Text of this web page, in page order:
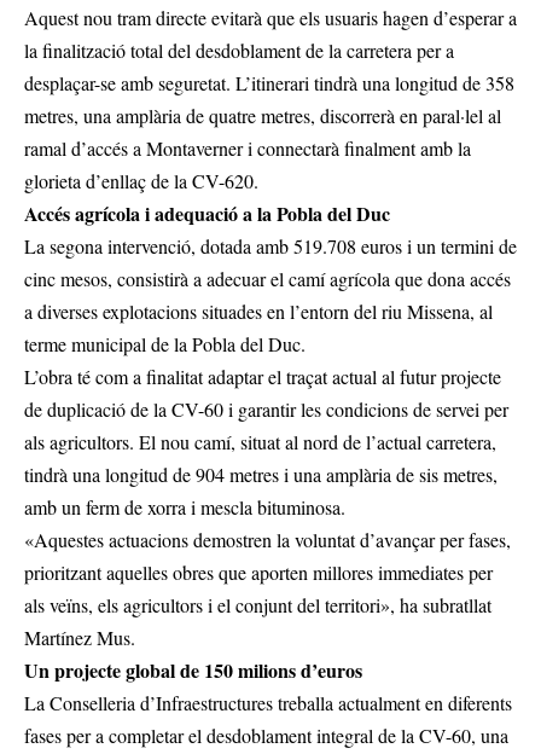
Aquest nou tram directe evitarà que els usuaris hagen d’esperar a
la finalització total del desdoblament de la carretera per a
desplaçar-se amb seguretat. L’itinerari tindrà una longitud de 358
metres, una amplària de quatre metres, discorrerà en paral·lel al
ramal d’accés a Montaverner i connectarà finalment amb la
glorieta d’enllaç de la CV-620.
Accés agrícola i adequació a la Pobla del Duc
La segona intervenció, dotada amb 519.708 euros i un termini de
cinc mesos, consistirà a adecuar el camí agrícola que dona accés
a diverses explotacions situades en l’entorn del riu Missena, al
terme municipal de la Pobla del Duc.
L’obra té com a finalitat adaptar el traçat actual al futur projecte
de duplicació de la CV-60 i garantir les condicions de servei per
als agricultors. El nou camí, situat al nord de l’actual carretera,
tindrà una longitud de 904 metres i una amplària de sis metres,
amb un ferm de xorra i mescla bituminosa.
«Aquestes actuacions demostren la voluntat d’avançar per fases,
prioritzant aquelles obres que aporten millores immediates per
als veïns, els agricultors i el conjunt del territori», ha subratllat
Martínez Mus.
Un projecte global de 150 milions d’euros
La Conselleria d’Infraestructures treballa actualment en diferents
fases per a completar el desdoblament integral de la CV-60, una